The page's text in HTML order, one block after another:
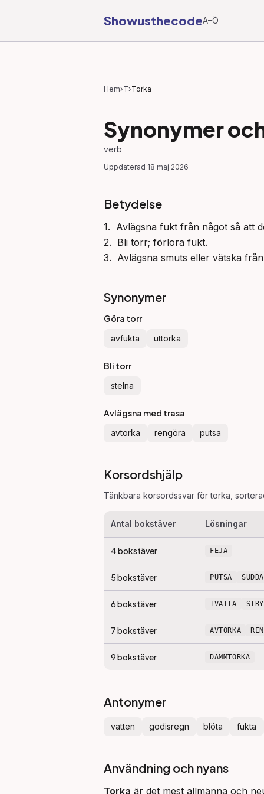
ShowusthecodeA–Ö
Hem›T›Torka
Synonymer
verb
Uppdaterad 18 maj 2026
Betydelse
1.  Avlägsna fukt från något så att
2.  Bli torr; förlora fukt.
3.  Avlägsna smuts eller vätska
Synonymer
Göra torr
avfukta uttorka
Bli torr
stelna
Avlägsna med trasa
avtorka rengöra putsa
Korsordshjälp
Tänkbara korsordssvar förtorka ,
Antal bokstäver Lösningar
4bokstäver FEJA
5bokstäver PUTSA SUDDA
6bokstäver TVÄTTA
7bokstäver AVTORKA
9bokstäver DAMMTORKA
Antonymer
vatten godisregn blöta fukta
Användning och nyans
Torka är det mest allmänna och